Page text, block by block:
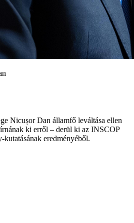
Nicușor Dan államfő leváltása ellen
ki erről – derül ki az INSCOP
kutatásának eredményéből.